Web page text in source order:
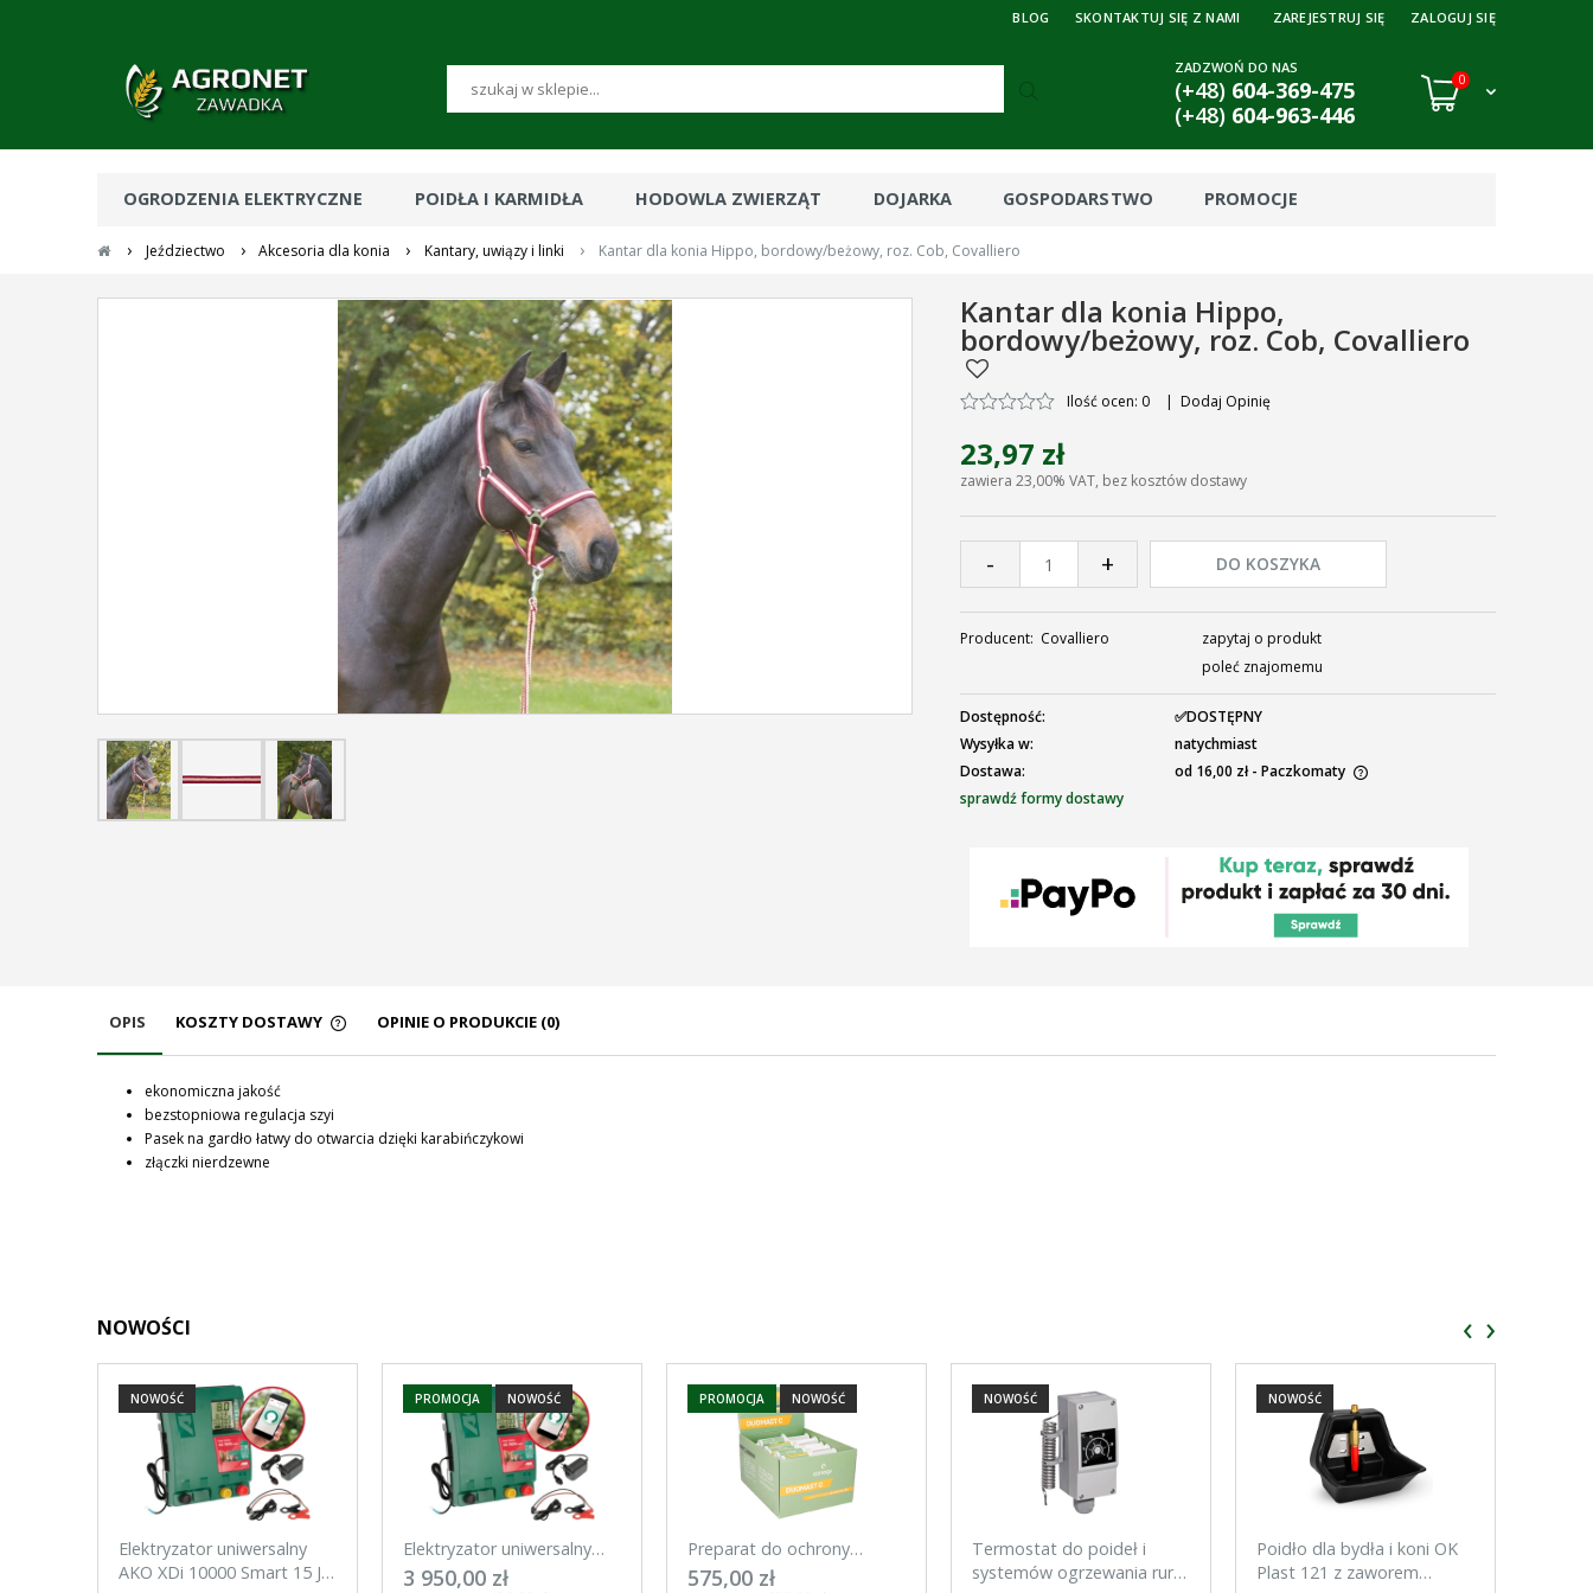
ZAREJESTRUJ SIĘ ZALOGUJ SIĘ
BLOG SKONTAKTUJ SIĘ Z NAMI
ZADZWOŃ DO NAS
(+48)604-369-475
(+48) 604-963-446
0
OGRODZENIA ELEKTRYCZNE POIDŁA I KARMIDŁA HODOWLA ZWIERZĄT DOJARKA GOSPODARSTWO PROMOCJE
› Jeździectwo › Akcesoria dla konia › Kantary, uwiązy i linki › Kantar dla konia Hippo, bordowy/beżowy, roz. Cob, Covalliero
Kantar dla konia Hippo,
bordowy/beżowy, roz. Cob, Covalliero
Ilość ocen: 0 | Dodaj Opinię
23,97 zł
zawiera 23,00% VAT, bez kosztów dostawy
- + DO KOSZYKA
Producent: Covalliero
zapytaj o produkt
poleć znajomemu
Dostępność:
✅DOSTĘPNY
Wysyłka w:
natychmiast
Dostawa:
od 16,00 zł - Paczkomaty
sprawdź formy dostawy
OPIS KOSZTY DOSTAWY OPINIE O PRODUKCIE (0)
ekonomiczna jakość
bezstopniowa regulacja szyi
Pasek na gardło łatwy do otwarcia dzięki karabińczykowi
złączki nierdzewne
NOWOŚCI
Elektryzator uniwersalny
AKO XDi 10000 Smart 15 J
NOWOŚĆ
Elektryzator uniwersalny
AKO XDi 15000 Smart 20 J
3 950,00 zł
PROMOCJA NOWOŚĆ
Preparat do ochrony
wymienia w okresie laktacji
575,00 zł
PROMOCJA NOWOŚĆ
Termostat do poideł i
systemów ogrzewania rur,
NOWOŚĆ
Poidło dla bydła i koni OK
Plast 121 z zaworem
NOWOŚĆ
‹ ›